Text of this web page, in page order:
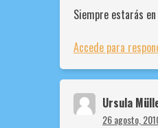
Siempre estarás
Accede para
Ursula
26 agosto,